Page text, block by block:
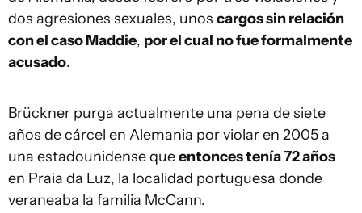
dos agresiones sexuales, unos cargos sin relación
con el caso Maddie, por el cual no fue formalmente
acusado.
Brückner purga actualmente una pena de siete
años de cárcel en Alemania por violar en 2005 a
una estadounidense queentonces tenía 72 años
en Praia da Luz, la localidad portuguesa donde
veraneaba la familia McCann.